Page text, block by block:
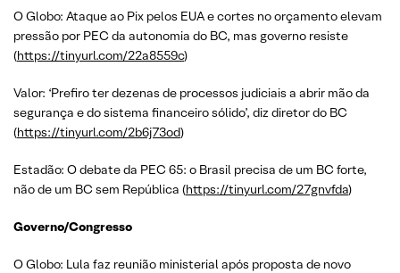
O Globo: Ataque ao Pix pelos EUA e cortes no orçamento elevam
pressão por PEC da autonomia do BC, mas governo resiste
(https://tinyurl.com/22a8559c)
Valor: ‘Prefiro ter dezenas de processos judiciais a abrir mão da
segurança e do sistema financeiro sólido’, diz diretor do BC
(https://tinyurl.com/2b6j73od)
Estadão: O debate da PEC 65: o Brasil precisa de um BC forte,
não de um BC sem República (https://tinyurl.com/27gnvfda)
Governo/Congresso
O Globo: Lula faz reunião ministerial após proposta de novo